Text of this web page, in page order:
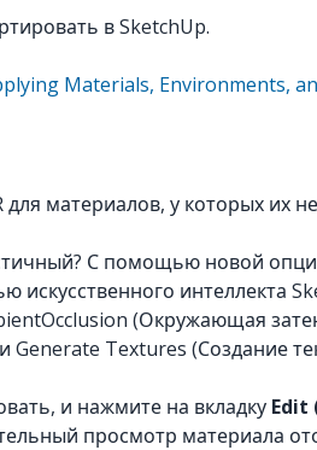
в SketchUp.
Materials, Environments,
материалов, у которых их
С помощью новой
интеллекта
(Окружающая
Textures (Создание
и нажмите на вкладку Edit
просмотр материала